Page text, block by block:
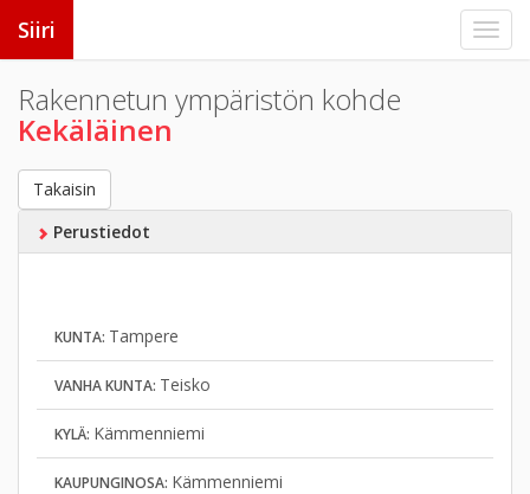
Siiri
Rakennetun ympäristön kohde
Kekäläinen
Takaisin
Perustiedot
KUNTA: Tampere
VANHA KUNTA: Teisko
KYLÄ: Kämmenniemi
KAUPUNGINOSA: Kämmenniemi